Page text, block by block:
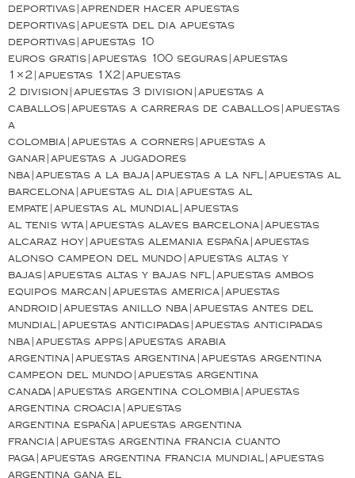
deportivas|aprender hacer apuestas
deportivas|apuesta del dia apuestas
deportivas|apuestas 10
euros gratis|apuestas 100 seguras|apuestas
1×2|apuestas 1X2|apuestas
2 division|apuestas 3 division|apuestas a
caballos|apuestas a carreras de caballos|apuestas
a
colombia|apuestas a corners|apuestas a
ganar|apuestas a jugadores
nba|apuestas a la baja|apuestas a la nfl|apuestas al
barcelona|apuestas al dia|apuestas al
empate|apuestas al mundial|apuestas
al tenis wta|apuestas alaves barcelona|apuestas
alcaraz hoy|apuestas alemania españa|apuestas
alonso campeon del mundo|apuestas altas y
bajas|apuestas altas y bajas nfl|apuestas ambos
equipos marcan|apuestas america|apuestas
android|apuestas anillo nba|apuestas antes del
mundial|apuestas anticipadas|apuestas anticipadas
nba|apuestas apps|apuestas arabia
argentina|apuestas argentina|apuestas argentina
campeon del mundo|apuestas argentina
canada|apuestas argentina colombia|apuestas
argentina croacia|apuestas
argentina españa|apuestas argentina
francia|apuestas argentina francia cuanto
paga|apuestas argentina francia mundial|apuestas
argentina gana el